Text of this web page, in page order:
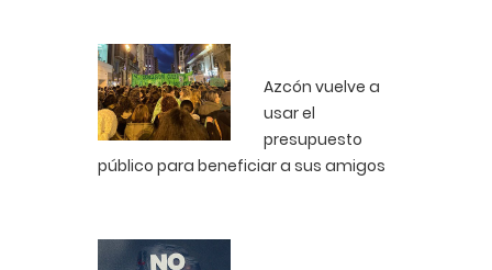
Azcón vuelve a
usar el
presupuesto
público para beneficiar a sus amigos